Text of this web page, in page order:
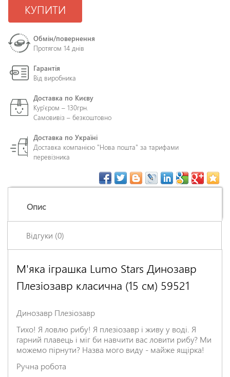
КУПИТИ
Обмін/повернення
Протягом 14 днів
Гарантія
Від виробника
Доставка по Києву
Кур'єром – 130грн.
Самовивіз – безкоштовно
Доставка по Україні
Доставка компанією "Нова пошта" за тарифами
перевізника
Опис
Відгуки (0)
М'яка іграшка Lumo Stars Динозавр
Плезіозавр класична (15 см) 59521
Динозавр Плезіозавр
Тихо! Я ловлю рибу! Я плезіозавр і живу у воді. Я
гарний плавець і міг би навчити вас ловити рибу? Ми
можемо пірнути? Назва мого виду - майже ящірка!
Ручна робота
Залишіть відгук про цей товар першими
*
Ім'я